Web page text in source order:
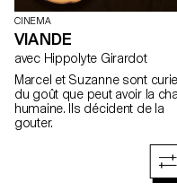
CINEMA
VIANDE
avec Hippolyte Girardot
Marcel et Suzanne sont
du goût que peut avoir la
humaine. Ils décident de la
gouter.